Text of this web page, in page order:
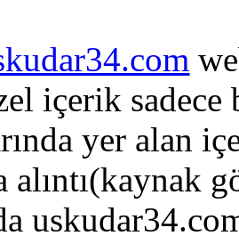
içerik sadece
yer alan
alıntı(kaynak